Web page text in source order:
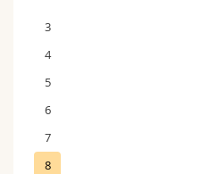
3
4
5
6
7
8